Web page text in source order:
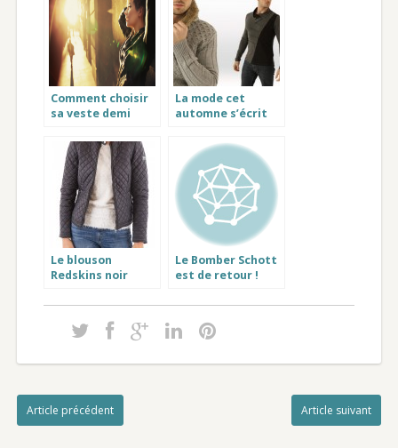
Comment choisir
sa veste demi
La mode cet
automne s’écrit
urbain
Le blouson
Redskins noir
cœur d’Audrey
Le Bomber Schott
est de retour !
Article précédent Article suivant